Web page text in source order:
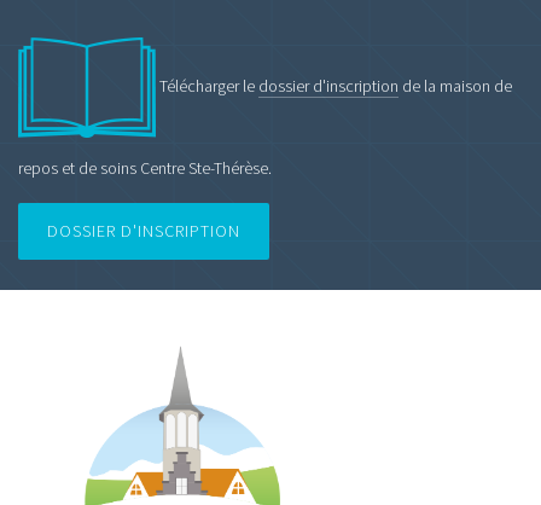
Télécharger le dossier d'inscription de la maison de
repos et de soins Centre Ste-Thérèse.
DOSSIER D'INSCRIPTION